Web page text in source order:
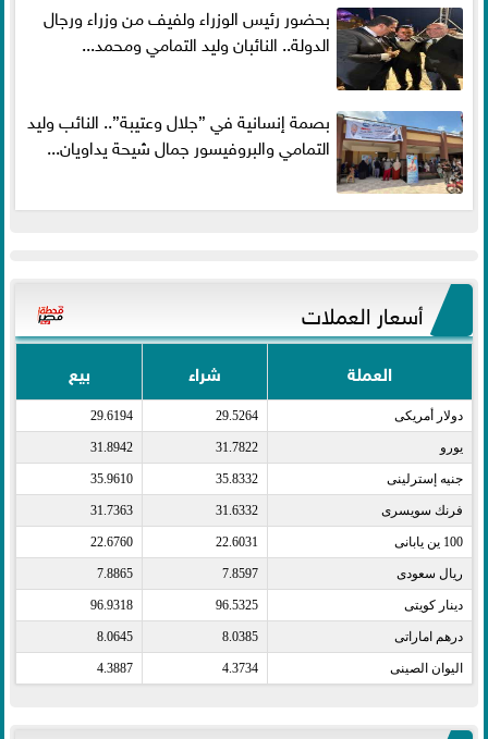
بحضور رئيس الوزراء ولفيف من وزراء ورجال
الدولة.. النائبان وليد التمامي ومحمد...
بصمة إنسانية في ”جلال وعتيبة”.. النائب وليد
التمامي والبروفيسور جمال شيحة يداويان...
أسعار العملات
العملة شراء بيع
دولار أمريكى​ 29.5264
29.6194
يورو​ 31.7822
31.8942
جنيه إسترلينى​ 35.8332
35.9610
فرنك سويسرى​ 31.6332
31.7363
100 ين يابانى​ 22.6031
22.6760
ريال سعودى​ 7.8597
7.8865
دينار كويتى​ 96.5325
96.9318
درهم اماراتى​ 8.0385
8.0645
اليوان الصينى​ 4.3734
4.3887